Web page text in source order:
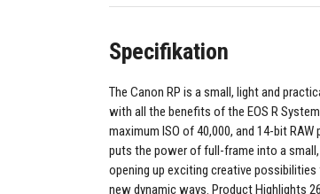
Specifikation
The Canon RP is a small, light and
with all the benefits of the EOS R
maximum ISO of 40,000, and 14-bit
puts the power of full-frame into a small,
opening up exciting creative
new dynamic ways. Product Highlights